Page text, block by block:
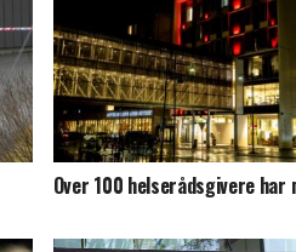
Over 100 helserådsgivere har